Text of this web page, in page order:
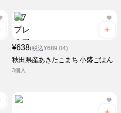
¥638(税込¥689.04)
秋田県産あきたこまち 小盛ごはん
3個入